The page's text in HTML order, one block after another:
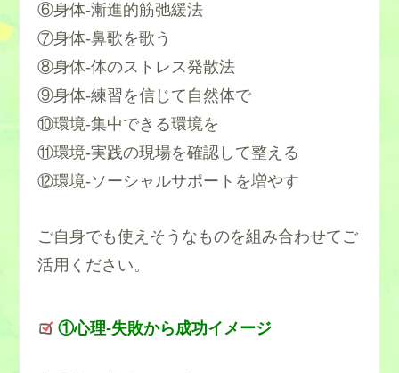
⑥身体-漸進的筋弛緩法
⑦身体-鼻歌を歌う
⑧身体-体のストレス発散法
⑨身体‐練習を信じて自然体で
⑩環境-集中できる環境を
⑪環境‐実践の現場を確認して整える
⑫環境-ソーシャルサポートを増やす
ご自身でも使えそうなものを組み合わせてご
活用ください。
①心理-失敗から成功イメージ